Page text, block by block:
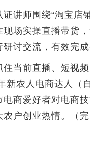
师围绕“淘宝店铺
场实操直播带货
讨交流，有效完成
前直播、短视频
农人电商达人（
商爱好者对电商
户创业热情。（完